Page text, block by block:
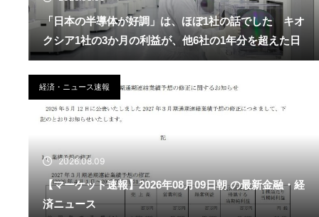
「日本の半導体が好調」は、ほぼ1社の話でした キオ
クシア1社の3か月の利益が、他6社の1年分を超えた日
経済・ニュース速報
2026.08.09
【マーケット速報】2026年08月09日朝 の最新金融・経
済ニュース